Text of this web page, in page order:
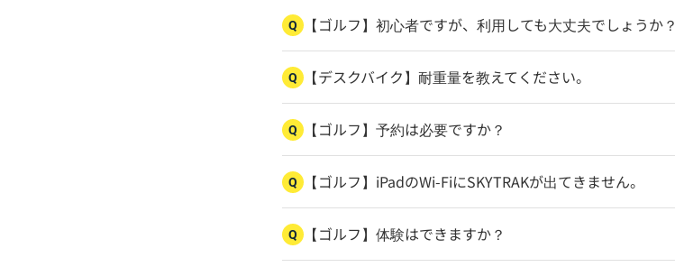
Q 【ゴルフ】初心者ですが、利用しても大丈夫でしょうか？
Q 【デスクバイク】耐重量を教えてください。
Q 【ゴルフ】予約は必要ですか？
Q 【ゴルフ】iPadのWi-FiにSKYTRAKが出てきません。
Q 【ゴルフ】体験はできますか？